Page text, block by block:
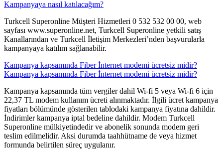
Kampanyaya nasıl katılacağım?
​Turkcell Superonline Müşteri Hizmetleri 0 532 532 00 00, web
sayfası www.superonline.net, Turkcell Superonline yetkili satış
Kanallarından ve Turkcell İletişim Merkezleri’nden başvurularla
kampanyaya katılım sağlanabilir.​
Kampanya kapsamında Fiber İnternet modemi ücretsiz midir?
Kampanya kapsamında Fiber İnternet modemi ücretsiz midir?
​​Kampanya kapsamında tüm vergiler dahil Wi-fi 5 veya Wi-fi 6 için
22,37 TL modem kullanım ücreti alınmaktadır. İlgili ücret kampanya
fiyatları bölümünde gösterilen tablodaki kampanya fiyatına dahildir.
İndirimler kampanya iptal bedeline dahildir. Modem Turkcell
Superonline mülkiyetindedir ve abonelik sonunda modem geri
teslim edilmelidir. Aksi durumda taahhütname de veya hizmet
formunda belirtilen süreç uygulanır.